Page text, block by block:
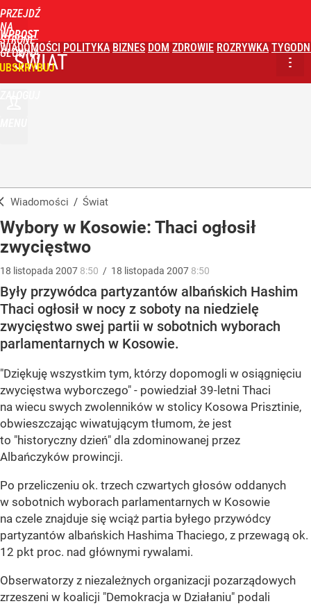
PRZEJDŹ
NA
STRONĘ
GŁÓWNĄ
WPROST
WIADOMOŚCI POLITYKA BIZNES DOM ZDROWIE ROZRYWKA
ŚWIAT
Wiadomości / Świat
Wybory w Kosowie: Thaci ogłosił
zwycięstwo
18 listopada 2007 8:50 / 18 listopada 2007 8:50
Były przywódca partyzantów albańskich Hashim
Thaci ogłosił w nocy z soboty na niedzielę
zwycięstwo swej partii w sobotnich wyborach
parlamentarnych w Kosowie.
"Dziękuję wszystkim tym, którzy dopomogli w osiągnięciu
zwycięstwa wyborczego" - powiedział 39-letni Thaci
na wiecu swych zwolenników w stolicy Kosowa Prisztinie,
obwieszczając wiwatującym tłumom, że jest
to "historyczny dzień" dla zdominowanej przez
Albańczyków prowincji.
Po przeliczeniu ok. trzech czwartych głosów oddanych
w sobotnich wyborach parlamentarnych w Kosowie
na czele znajduje się wciąż partia byłego przywódcy
partyzantów albańskich Hashima Thaciego, z przewagą ok.
12 pkt proc. nad głównymi rywalami.
Obserwatorzy z niezależnych organizacji pozarządowych
zrzeszeni w koalicji "Demokracja w Działaniu" podali